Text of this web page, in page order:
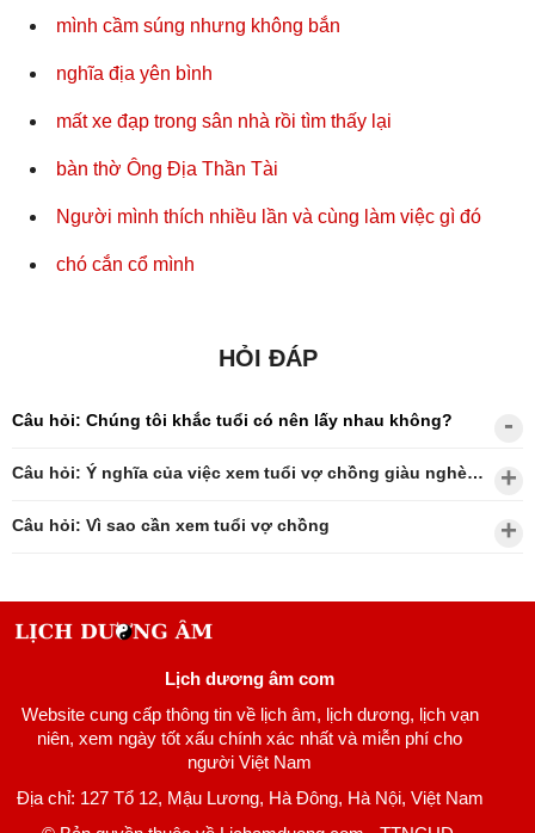
mình cầm súng nhưng không bắn
nghĩa địa yên bình
mất xe đạp trong sân nhà rồi tìm thấy lại
bàn thờ Ông Địa Thần Tài
Người mình thích nhiều lần và cùng làm việc gì đó
chó cắn cổ mình
HỎI ĐÁP
Câu hỏi: Chúng tôi khắc tuổi có nên lấy nhau không?
Câu hỏi: Ý nghĩa của việc xem tuổi vợ chồng giàu nghèo?
Câu hỏi: Vì sao cần xem tuổi vợ chồng
Lịch dương âm com
Website cung cấp thông tin về lịch âm, lịch dương, lịch vạn
niên, xem ngày tốt xấu chính xác nhất và miễn phí cho
người Việt Nam
Địa chỉ: 127 Tổ 12, Mậu Lương, Hà Đông, Hà Nội, Việt Nam